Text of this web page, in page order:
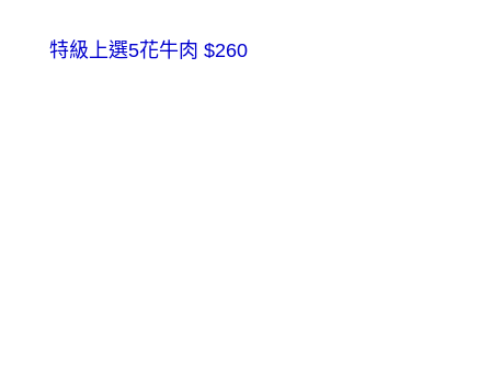
特級上選5花牛肉 $260